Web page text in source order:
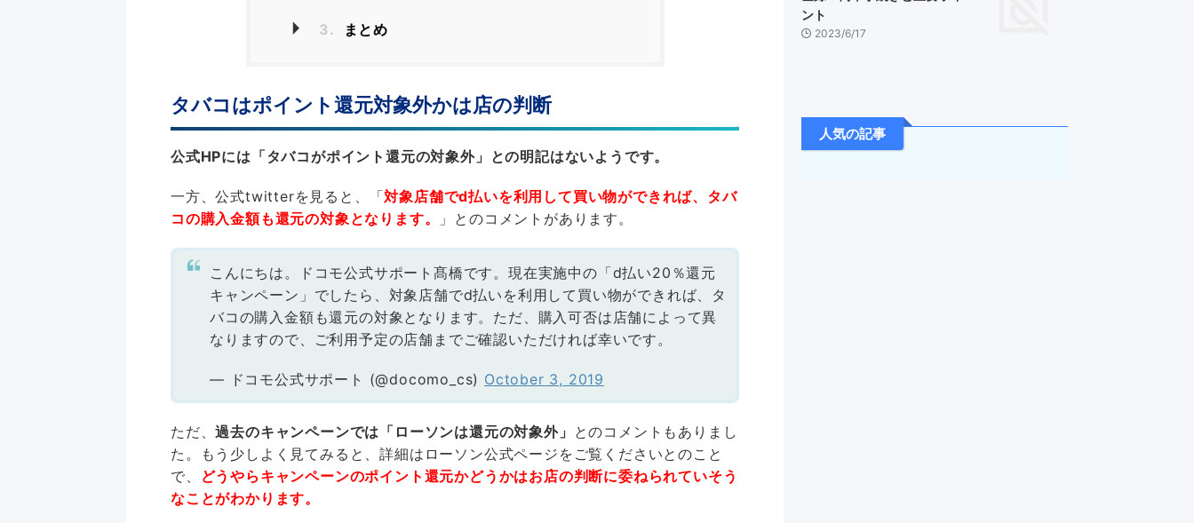
3. まとめ
タバコはポイント還元対象外かは店の判断
公式HPには「タバコがポイント還元の対象外」との明記はないようです。
一方、公式twitterを見ると、「対象店舗でd払いを利用して買い物ができれば、タバ
コの購入金額も還元の対象となります。
」とのコメントがあります。
こんにちは。ドコモ公式サポート髙橋です。現在実施中の「d払い20％還元
キャンペーン」でしたら、対象店舗でd払いを利用して買い物ができれば、タ
バコの購入金額も還元の対象となります。ただ、購入可否は店舗によって異
なりますので、ご利用予定の店舗までご確認いただければ幸いです。
— ドコモ公式サポート (@docomo_cs) October 3, 2019
ただ、過去のキャンペーンでは「ローソンは還元の対象外」 とのコメントもありまし
た。もう少しよく見てみると、詳細はローソン公式ページをご覧くださいとのこと
で、
どうやらキャンペーンのポイント還元かどうかはお店の判断に委ねられていそう
なことがわかります。
ント
2023/6/17
人気の記事